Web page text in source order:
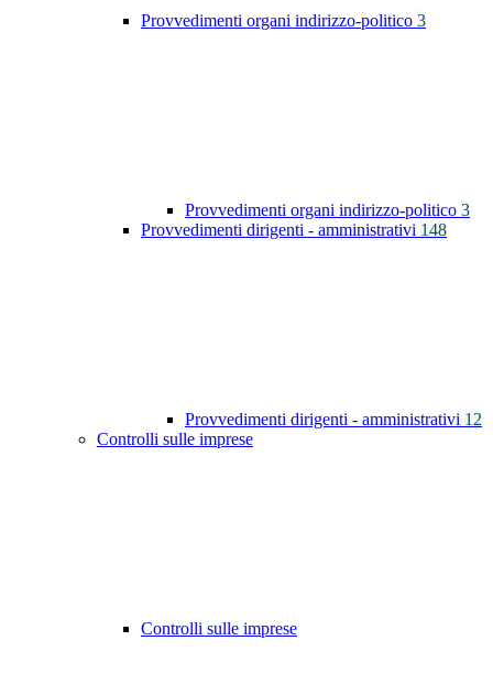
Provvedimenti organi indirizzo-politico 3
Provvedimenti organi indirizzo-politico 3
Provvedimenti dirigenti - amministrativi 148
Provvedimenti dirigenti - amministrativi 12
Controlli sulle imprese
Controlli sulle imprese